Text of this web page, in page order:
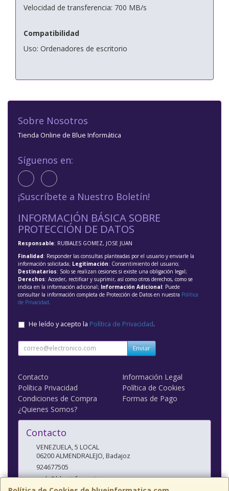
Velocidad de transferencia: 700 MB/s
Compatibilidad
Uso: Ordenadores de escritorio
Sobre Nosotros
Tienda Online de Blue Informática
Síguenos en:
¡Suscríbete a Nuestro Boletín!
INFORMACIÓN BÁSICA SOBRE
PROTECCIÓN DE DATOS
Responsable: RUBIALES GOMEZ, JOSE JUAN
Finalidad: Responder las consultas planteadas por el usuario y enviarle la
información solicitada; Legitimación: Consentimiento del usuario;
Destinatarios: Solo se realizan cesiones si existe una obligación legal;
Derechos: Acceder, rectificar y suprimir, así como otros derechos, como se
indica en la información adicional; Información Adicional: Puede
consultar la información completa de Protección de Datos en nuestra Política
de Privacidad
He leído y acepto la Política de Privacidad.
Enviar
Contacto
Información Legal
Política Privacidad
Política de Cookies
Condiciones de Compra
Formas de Pago
¿Quienes Somos?
Contacto
VENEZUELA, 5 LOCAL
06200ALMENDRALEJO,Badajoz
924677505
web@blueinformatica.com